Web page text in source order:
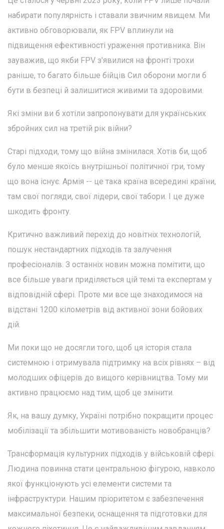
набирати популярність і ставали звичним явищем. Ми
активно обговорювали, як FPV вплинули на
підвищення ефективності ураження противника. Він
зауважив, що якби FPV з'явилися на фронті трохи
раніше, то багато більше бійців Сил оборони могли б
бути в безпеці й залишитися живими та здоровими.
Які зміни ви б хотіли запропонувати для українських
збройних сил на третій рік війни?
Старі підходи, тому що війна змінилася. Хотів би, щоб
було менше якоїсь внутрішньої політичної гри, тому
що вона існує. Армія -- це така країна всередині країни,
там свої погляди, свої лідери, свої табори. І це дуже
шкодить фронту.
Критично важливий перехід до новітніх технологій,
пошук нестандартних підходів та залучення
професіоналів. З останніх новин можна помітити, що
все більше уваги приділяється цій темі та експертам у
відповідній сфері. Проте ми все ще знаходимося на
відстані 1200 кілометрів від активної зони бойових
дій.
Ми поки що не досягли того, щоб ця історія стала
системною і отримувала підтримку на всіх рівнях – від
молодших офіцерів до вищого керівництва. Тому ми
активно працюємо над тим, щоб це змінити.
Як, на вашу думку, Україні потрібно покращити процес
мобілізації та збільшити мотивованість новобранців?
Трансформація культурних підходів у військовій сфері.
Людина повинна стати центральною фігурою, навколо
якої функціонують усі елементи системи та
інфраструктури. Нашим пріоритетом є забезпечення
максимальної безпеки, оснащення та підготовки для